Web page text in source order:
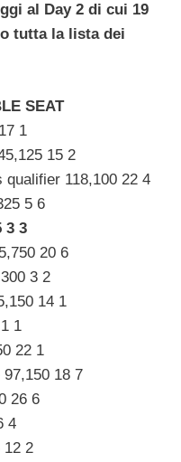
al Day 2 di cui 19
tutta la lista dei
SEAT
1
15 2
118,100 22 4
5 6
3 3
20 6
3 2
14 1
1
22 1
18 7
26 6
4
12 2